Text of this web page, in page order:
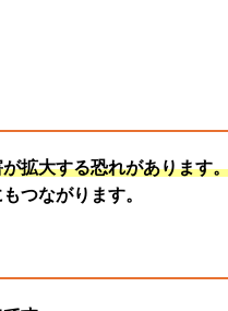
拡大する恐れがあります
つながります。